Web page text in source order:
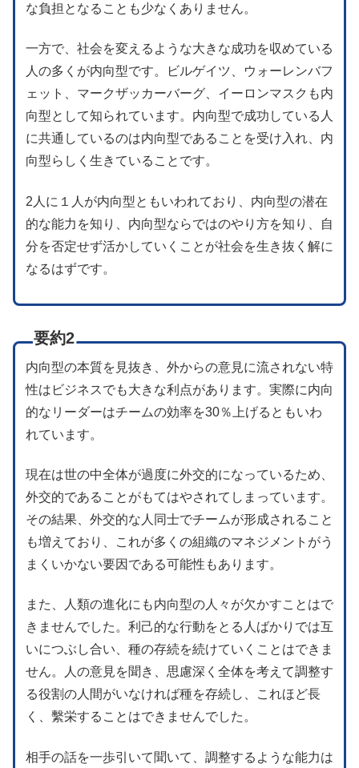
な負担となることも少なくありません。
一方で、社会を変えるような大きな成功を収めている
人の多くが内向型です。ビルゲイツ、ウォーレンバフ
ェット、マークザッカーバーグ、イーロンマスクも内
向型として知られています。内向型で成功している人
に共通しているのは内向型であることを受け入れ、内
向型らしく生きていることです。
2人に１人が内向型ともいわれており、内向型の潜在
的な能力を知り、内向型ならではのやり方を知り、自
分を否定せず活かしていくことが社会を生き抜く解に
なるはずです。
要約2
内向型の本質を見抜き、外からの意見に流されない特
性はビジネスでも大きな利点があります。実際に内向
的なリーダーはチームの効率を30％上げるともいわ
れています。
現在は世の中全体が過度に外交的になっているため、
外交的であることがもてはやされてしまっています。
その結果、外交的な人同士でチームが形成されること
も増えており、これが多くの組織のマネジメントがう
まくいかない要因である可能性もあります。
また、人類の進化にも内向型の人々が欠かすことはで
きませんでした。利己的な行動をとる人ばかりでは互
いにつぶし合い、種の存続を続けていくことはできま
せん。人の意見を聞き、思慮深く全体を考えて調整す
る役割の人間がいなければ種を存続し、これほど長
く、繫栄することはできませんでした。
相手の話を一歩引いて聞いて、調整するような能力は